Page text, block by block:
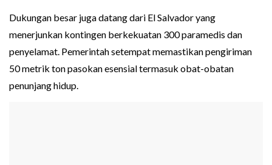
Dukungan besar juga datang dari El Salvador yang
menerjunkan kontingen berkekuatan 300 paramedis dan
penyelamat. Pemerintah setempat memastikan pengiriman
50 metrik ton pasokan esensial termasuk obat-obatan
penunjang hidup.